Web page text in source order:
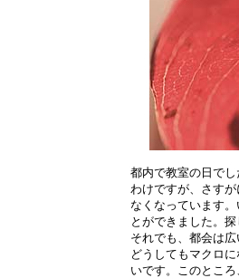
都内で教室の日で
わけですが、さす
なくなっています
とができました。
それでも、都会は
どうしてもマクロ
いです。このとこ